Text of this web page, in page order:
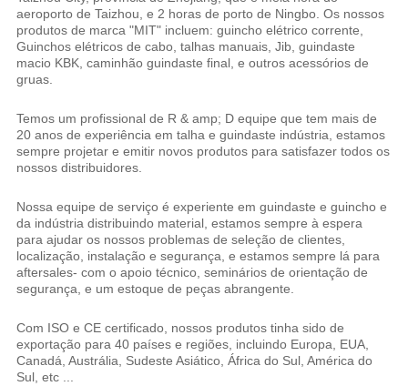
aeroporto de Taizhou, e 2 horas de porto de Ningbo. Os nossos
produtos de marca "MIT" incluem: guincho elétrico corrente,
Guinchos elétricos de cabo, talhas manuais, Jib, guindaste
macio KBK, caminhão guindaste final, e outros acessórios de
gruas.
Temos um profissional de R & amp; D equipe que tem mais de
20 anos de experiência em talha e guindaste indústria, estamos
sempre projetar e emitir novos produtos para satisfazer todos os
nossos distribuidores.
Nossa equipe de serviço é experiente em guindaste e guincho e
da indústria distribuindo material, estamos sempre à espera
para ajudar os nossos problemas de seleção de clientes,
localização, instalação e segurança, e estamos sempre lá para
aftersales- com o apoio técnico, seminários de orientação de
segurança, e um estoque de peças abrangente.
Com ISO e CE certificado, nossos produtos tinha sido de
exportação para 40 países e regiões, incluindo Europa, EUA,
Canadá, Austrália, Sudeste Asiático, África do Sul, América do
Sul, etc ...